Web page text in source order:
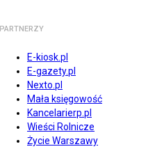
PARTNERZY
E-kiosk.pl
E-gazety.pl
Nexto.pl
Mała księgowość
Kancelarierp.pl
Wieści Rolnicze
Życie Warszawy